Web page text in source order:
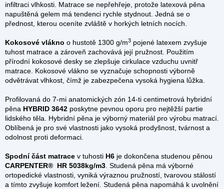
infiltraci vlhkosti. Matrace se nepřehřeje, protože latexová pěna
napuštěná gelem má tendenci rychle stydnout. Jedná se o
přednost, kterou oceníte zvláště v horkých letních nocích.
Kokosové vlákno o hustotě 1300 g/m3 pojené latexem zvyšuje
tuhost matrace a zároveň zachovává její pružnost. Použitím
přírodní kokosové desky se zlepšuje cirkulace vzduchu uvnitř
matrace. Kokosové vlákno se vyznačuje schopnosti výborně
odvětrávat vlhkost, čímž je zabezpečena vysoká hygiena lůžka.
Profilovaná do 7-mi anatomických zón 14-ti centimetrová hybridní
pěna HYBRID 3642 poskytne pevnou oporu pro nejtěžší partie
lidského těla. Hybridní pěna je výborný materiál pro výrobu matrací.
Oblíbená je pro své vlastnosti jako vysoká prodyšnost, tvárnost a
odolnost proti deformaci.
Spodní část matrace v tuhosti H6 je dokončena studenou pěnou
CARPENTER® HR 5038kg/m3 Studená pěna má výborné
ortopedické vlastnosti, vyniká výraznou pružností, tvarovou stálostí
a tímto zvyšuje komfort ležení. Studená pěna napomáhá k uvolnění